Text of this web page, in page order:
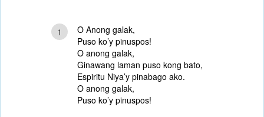
1
O Anong galak,
Puso ko’y pinuspos!
O anong galak,
Ginawang laman puso kong bato,
Espiritu Niya’y pinabago ako.
O anong galak,
Puso ko’y pinuspos!